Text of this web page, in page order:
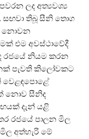
ලද අත්‍යවශ්‍ය
සඟවා තිබූ සීනි තොග
නොවන
එම අවස්ථාවේදී
රජයේ නියම කරන
පැවති කිලෝවකට
වෙළඳපොළේ
නොව සීනිද
දැන් යළි
රජයේ පාලන මිල
අත්හැරි මේ